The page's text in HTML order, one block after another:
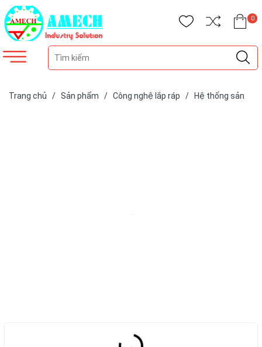
0
Trang chủ / Sản phẩm / Công nghệ lắp ráp /
Hệ thống sản